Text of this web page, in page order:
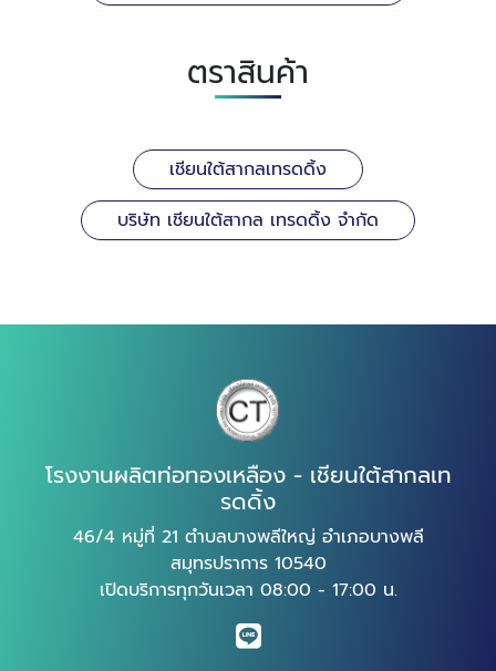
ตราสินค้า
เชียนใต้สากลเทรดดิ้ง
บริษัท เชียนใต้สากล เทรดดิ้ง จำกัด
โรงงานผลิตท่อทองเหลือง - เชียนใต้สากลเท
รดดิ้ง
46/4 หมู่ที่ 21 ตำบลบางพลีใหญ่ อำเภอบางพลี
สมุทรปราการ 10540
เปิดบริการทุกวันเวลา 08:00 - 17:00 น.